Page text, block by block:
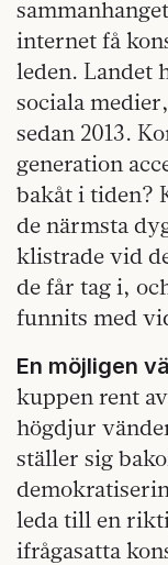
internet få
leden. Landet
sociala
sedan 2013.
generation
bakåt i tiden?
de närmsta
klistrade vid
de får tag i,
funnits med
En möjligen
kuppen rent
högdjur
ställer sig
leda till en
ifrågasatta